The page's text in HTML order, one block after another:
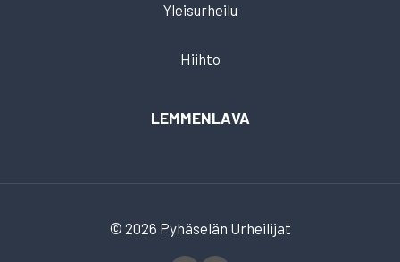
Yleisurheilu
Hiihto
LEMMENLAVA
© 2026 Pyhäselän Urheilijat